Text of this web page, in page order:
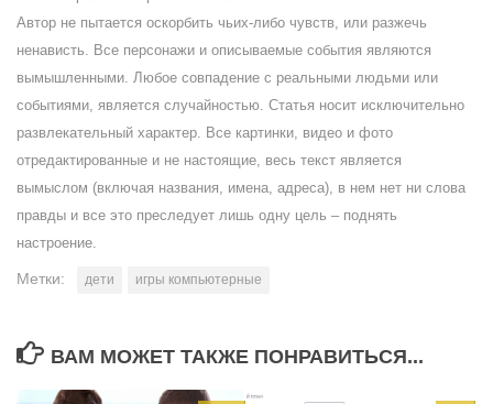
Автор не пытается оскорбить чьих-либо чувств, или разжечь
ненависть. Все персонажи и описываемые события являются
вымышленными. Любое совпадение с реальными людьми или
событиями, является случайностью. Статья носит исключительно
развлекательный характер. Все картинки, видео и фото
отредактированные и не настоящие, весь текст является
вымыслом (включая названия, имена, адреса), в нем нет ни слова
правды и все это преследует лишь одну цель – поднять
настроение.
Метки: дети игры компьютерные
ВАМ МОЖЕТ ТАКЖЕ ПОНРАВИТЬСЯ...